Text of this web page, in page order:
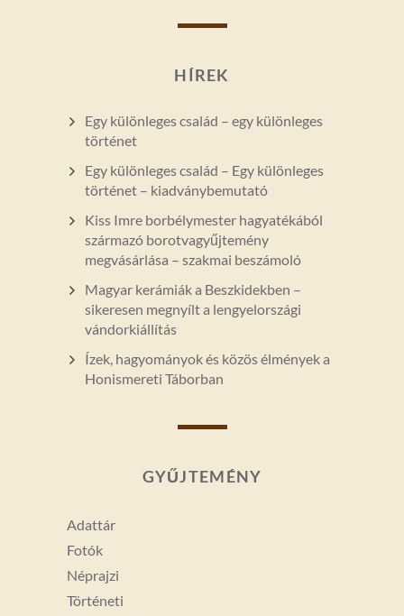
HÍREK
Egy különleges család – egy különleges
történet
Egy különleges család – Egy különleges
történet – kiadványbemutató
Kiss Imre borbélymester hagyatékából
származó borotvagyűjtemény
megvásárlása – szakmai beszámoló
Magyar kerámiák a Beszkidekben –
sikeresen megnyílt a lengyelországi
vándorkiállítás
Ízek, hagyományok és közös élmények a
Honismereti Táborban
GYŰJTEMÉNY
Adattár
Fotók
Néprajzi
Történeti